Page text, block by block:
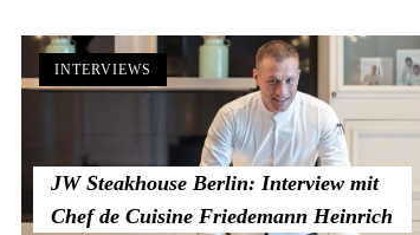
JW Steakhouse Berlin: Interview mit
Chef de Cuisine Friedemann Heinrich
INTERVIEWS